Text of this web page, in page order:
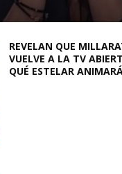
REVELAN QUE
VUELVE A LA TV
QUÉ ESTELAR